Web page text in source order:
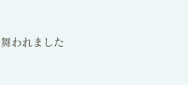
われました